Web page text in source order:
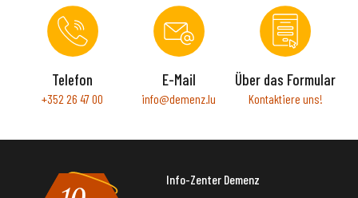
Telefon
+352 26 47 00
E-Mail
info@demenz.lu
Über das Formular
Kontaktiere uns!
Info-Zenter Demenz